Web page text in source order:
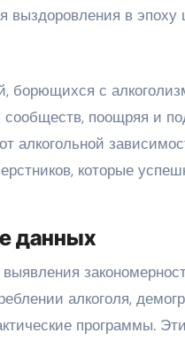
в эпоху
с
сообществ, поощряя и
алкогольной
которые
данных
алкоголя,
программы.